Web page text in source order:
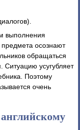
выполнения
осознают
обращаться
усугубляет
Поэтому
очень